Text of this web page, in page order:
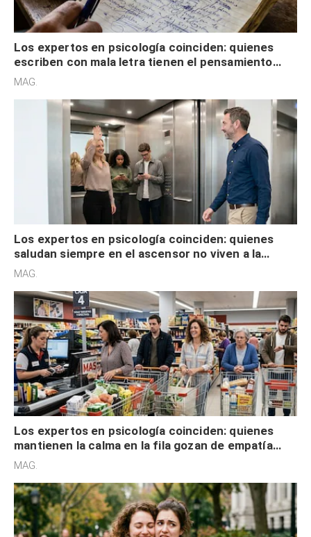
Los expertos en psicología coinciden: quienes
escriben con mala letra tienen el pensamiento
acelerado y no lo hacen por desinterés
MAG.
Los expertos en psicología coinciden: quienes
saludan siempre en el ascensor no viven a la
defensiva y tienen apertura social
MAG.
Los expertos en psicología coinciden: quienes
mantienen la calma en la fila gozan de empatía
cognitiva, gratitud y no solo tienen autocontrol
MAG.